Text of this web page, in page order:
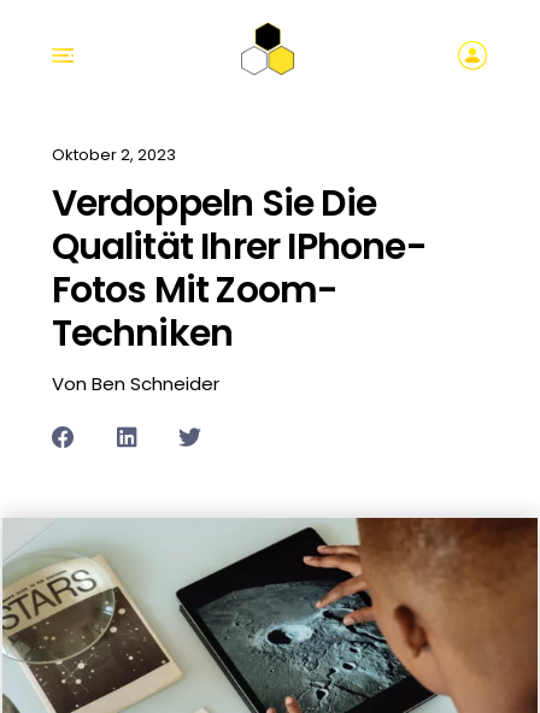
Oktober 2, 2023
Verdoppeln Sie Die
Qualität Ihrer IPhone-
Fotos Mit Zoom-
Techniken
Von Ben Schneider